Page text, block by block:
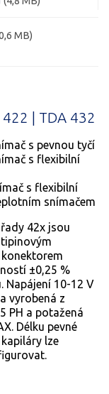
MB)
| TDA 432
s pevnou tyčí
s flexibilní
s flexibilní
snímačem
42x jsou
±0,25 %
Napájení 10-12 V
vyrobená z
PH a potažená
Délku pevné
lze